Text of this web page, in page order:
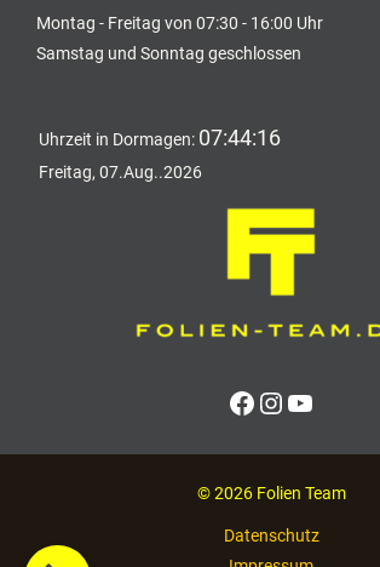
Montag - Freitag von 07:30 - 16:00 Uhr
Samstag und Sonntag geschlossen
Uhrzeit in Dormagen: 07:44:16
Freitag, 07.Aug..2026
Facebook
Instagram
YouTube
© 2026 Folien Team
Datenschutz